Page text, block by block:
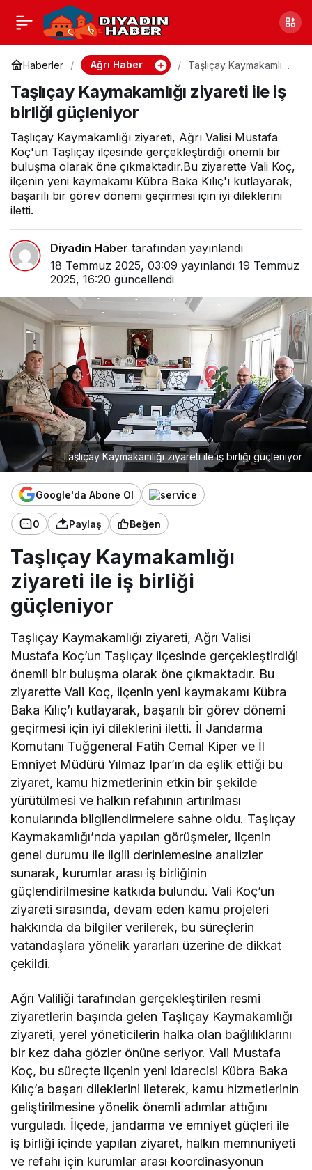
Haberler Ağrı Haber
Taşlıçay Kaymakamlığı
güçleniyor
Taşlıçay Kaymakamlığı ziyareti ile iş
birliği güçleniyor
Taşlıçay Kaymakamlığı ziyareti, Ağrı Valisi Mustafa
Koç'un Taşlıçay ilçesinde gerçekleştirdiği önemli bir
buluşma olarak öne çıkmaktadır.Bu ziyarette Vali Koç,
ilçenin yeni kaymakamı Kübra Baka Kılıç'ı kutlayarak,
başarılı bir görev dönemi geçirmesi için iyi dileklerini
iletti.
Diyadin Haber tarafından yayınlandı
18 Temmuz 2025, 03:09 yayınlandı 19 Temmuz
2025, 16:20 güncellendi
Taşlıçay Kaymakamlığı ziyareti ile iş birliği güçleniyor
Google'da Abone Ol
0 Paylaş Beğen
Taşlıçay Kaymakamlığı
ziyareti ile iş birliği
güçleniyor
Taşlıçay Kaymakamlığı ziyareti, Ağrı Valisi
Mustafa Koç’un Taşlıçay ilçesinde gerçekleştirdiği
önemli bir buluşma olarak öne çıkmaktadır. Bu
ziyarette Vali Koç, ilçenin yeni kaymakamı Kübra
Baka Kılıç’ı kutlayarak, başarılı bir görev dönemi
geçirmesi için iyi dileklerini iletti. İl Jandarma
Komutanı Tuğgeneral Fatih Cemal Kiper ve İl
Emniyet Müdürü Yılmaz Ipar’ın da eşlik ettiği bu
ziyaret, kamu hizmetlerinin etkin bir şekilde
yürütülmesi ve halkın refahının artırılması
konularında bilgilendirmelere sahne oldu. Taşlıçay
Kaymakamlığı’nda yapılan görüşmeler, ilçenin
genel durumu ile ilgili derinlemesine analizler
sunarak, kurumlar arası iş birliğinin
güçlendirilmesine katkıda bulundu. Vali Koç’un
ziyareti sırasında, devam eden kamu projeleri
hakkında da bilgiler verilerek, bu süreçlerin
vatandaşlara yönelik yararları üzerine de dikkat
çekildi.
Ağrı Valiliği tarafından gerçekleştirilen resmi
ziyaretlerin başında gelen Taşlıçay Kaymakamlığı
ziyareti, yerel yöneticilerin halka olan bağlılıklarını
bir kez daha gözler önüne seriyor. Vali Mustafa
Koç, bu süreçte ilçenin yeni idarecisi Kübra Baka
Kılıç’a başarı dileklerini ileterek, kamu hizmetlerinin
geliştirilmesine yönelik önemli adımlar attığını
vurguladı. İlçede, jandarma ve emniyet güçleri ile
iş birliği içinde yapılan ziyaret, halkın memnuniyeti
ve refahı için kurumlar arası koordinasyonun
Ücretsiz Sünnet Şöleni
ile Eleşkirt’teki
Çocuklara Destek
Paylaş